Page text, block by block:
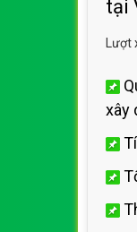
tại
Lượt
xây